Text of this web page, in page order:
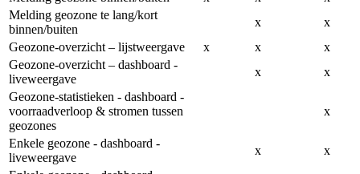
Melding geozone te lang/kort
binnen/buiten
x
x
Geozone-overzicht – lijstweergave
x x
x
Geozone-overzicht – dashboard -
liveweergave
x
x
Geozone-statistieken - dashboard -
voorraadverloop & stromen tussen
geozones
x
Enkele geozone - dashboard -
liveweergave
x
x